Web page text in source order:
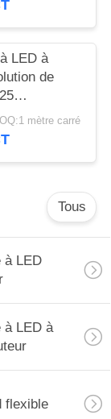
LED à
de
mètre carré
Tous
à LED
à LED à
flexible